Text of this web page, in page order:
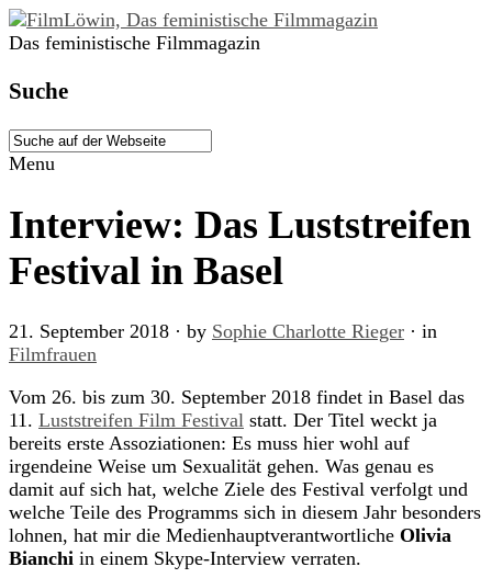
Das feministische Filmmagazin
Suche
Menu
Interview: Das Luststreifen
Festival in Basel
21. September 2018 · by Sophie Charlotte Rieger · in
Filmfrauen
Vom 26. bis zum 30. September 2018 findet in Basel das
11. Luststreifen Film Festival statt. Der Titel weckt ja
bereits erste Assoziationen: Es muss hier wohl auf
irgendeine Weise um Sexualität gehen. Was genau es
damit auf sich hat, welche Ziele des Festival verfolgt und
welche Teile des Programms sich in diesem Jahr besonders
lohnen, hat mir die Medienhauptverantwortliche Olivia
Bianchi in einem Skype-Interview verraten.